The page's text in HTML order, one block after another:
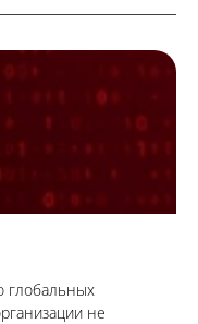
глобальных
не